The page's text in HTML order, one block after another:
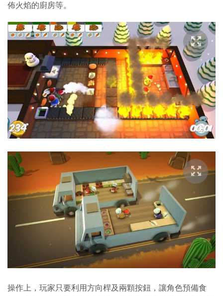
佈火焰的廚房等。
操作上，玩家只要利用方向桿及兩顆按鈕，讓角色預備食